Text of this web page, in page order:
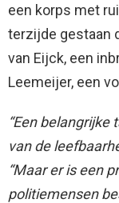
een korps met
terzijde gestaan
van Eijck, een
Leemeijer, een
“Een
van de
“Maar er is een
politiemensen